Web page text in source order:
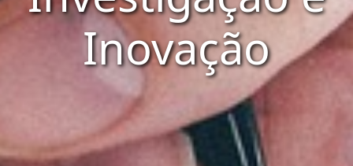
Inovação